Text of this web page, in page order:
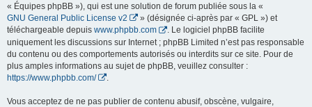
« Équipes phpBB »), qui est une solution de forum publiée sous la «
GNU General Public License v2
» (désignée ci-après par « GPL ») et
téléchargeable depuis www.phpbb.com
. Le logiciel phpBB facilite
uniquement les discussions sur Internet ; phpBB Limited n’est pas responsable
du contenu ou des comportements autorisés ou interdits sur ce site. Pour de
plus amples informations au sujet de phpBB, veuillez consulter :
https://www.phpbb.com/
Vous acceptez de ne pas publier de contenu abusif, obscène, vulgaire,